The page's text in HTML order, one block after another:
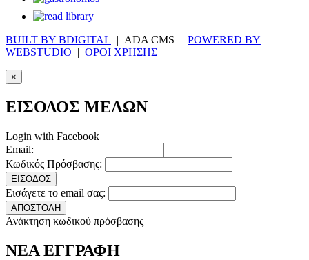
BUILT BY BDIGITAL | ADA CMS | POWERED BY
WEBSTUDIO | ΟΡΟΙ ΧΡΗΣΗΣ
×
ΕΙΣΟΔΟΣ ΜΕΛΩΝ
Login with Facebook
Email:
Κωδικός Πρόσβασης:
ΕΙΣΟΔΟΣ
Εισάγετε το email σας:
ΑΠΟΣΤΟΛΗ
Ανάκτηση κωδικού πρόσβασης
ΝΕΑ ΕΓΓΡΑΦΗ